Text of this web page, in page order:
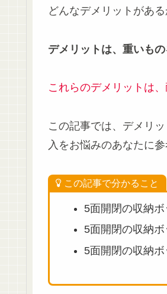
どんなデメリットがあ
デメリットは、重いも
これらのデメリットは
この記事では、デメリ
入をお悩みのあなたに
この記事で分かること
5面開閉の収納
5面開閉の収納
5面開閉の収納